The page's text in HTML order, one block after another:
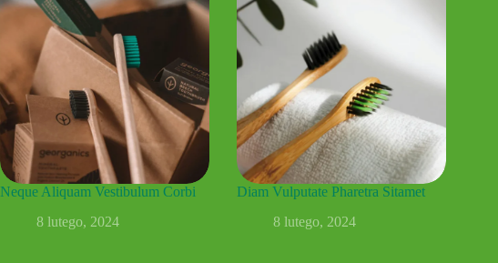
Neque Aliquam Vestibulum Corbi
8 lutego, 2024
Diam Vulputate Pharetra Sitamet
8 lutego, 2024